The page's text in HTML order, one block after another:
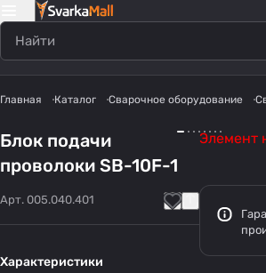
Главная Каталог Сварочное оборудование
Блок подачи
проволоки SB-10F-1
Арт. 005.040.401
Характеристики
Элемент